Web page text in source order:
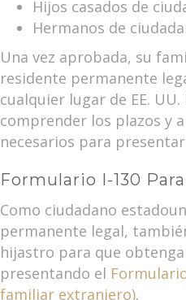
Hijos casados de
Hermanos de
Una vez aprobada, su
residente permanente
cualquier lugar de EE.
comprender los plazos y
necesarios para
Formulario I-130
Como ciudadano
permanente legal,
hijastro para que
presentando el
familiar extranjero).